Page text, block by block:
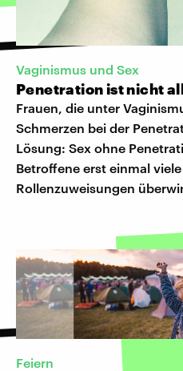
Vaginismus und Sex
Penetration ist nicht
Frauen, die unter
Schmerzen bei der
Lösung: Sex ohne
Betroffene erst einmal
Rollenzuweisungen
Feiern